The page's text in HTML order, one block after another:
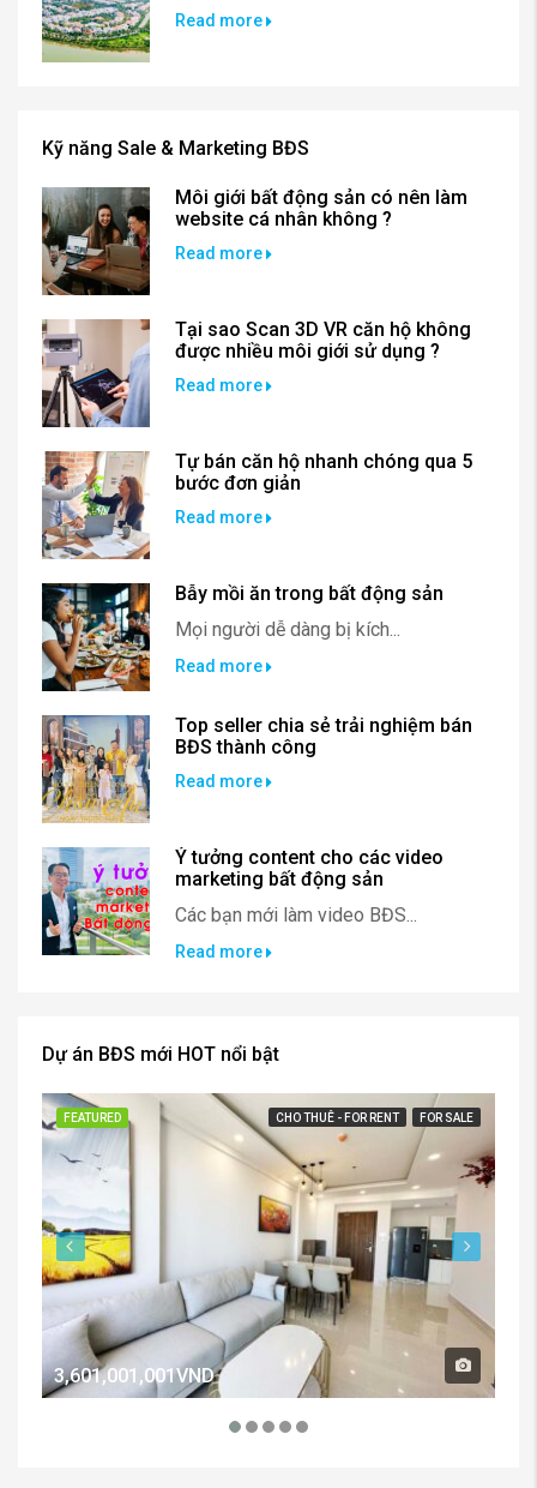
Read more
Kỹ năng Sale & Marketing BĐS
Môi giới bất động sản có nên làm
website cá nhân không ?
Read more
Tại sao Scan 3D VR căn hộ không
được nhiều môi giới sử dụng ?
Read more
Tự bán căn hộ nhanh chóng qua 5
bước đơn giản
Read more
Bẫy mồi ăn trong bất động sản
Mọi người dễ dàng bị kích...
Read more
Top seller chia sẻ trải nghiệm bán
BĐS thành công
Read more
Ý tưởng content cho các video
marketing bất động sản
Các bạn mới làm video BĐS...
Read more
Dự án BĐS mới HOT nổi bật
FEATURED CHO THUÊ - FOR RENT FOR SALE
3,601,001,001VND